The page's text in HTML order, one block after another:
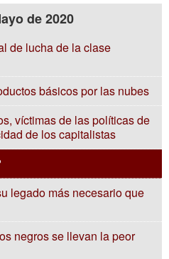
de 2020
de lucha de la clase
básicos por las nubes
víctimas de las políticas de
de los capitalistas
legado más necesario que
negros se llevan la peor